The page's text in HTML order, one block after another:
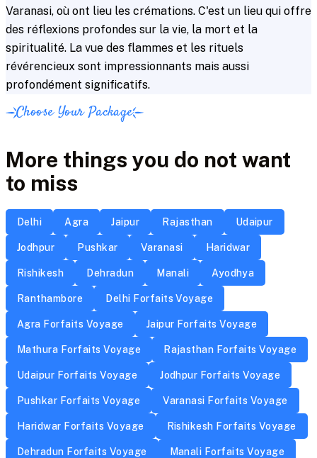
Varanasi, où ont lieu les crémations. C'est un lieu qui offre
des réflexions profondes sur la vie, la mort et la
spiritualité. La vue des flammes et les rituels
révérencieux sont impressionnants mais aussi
profondément significatifs.
Choose Your Package
More things you do not want
to miss
Delhi Agra Jaipur Rajasthan Udaipur
Jodhpur Pushkar Varanasi Haridwar
Rishikesh Dehradun Manali Ayodhya
Ranthambore Delhi Forfaits Voyage
Agra Forfaits Voyage Jaipur Forfaits Voyage
Mathura Forfaits Voyage Rajasthan Forfaits Voyage
Udaipur Forfaits Voyage Jodhpur Forfaits Voyage
Pushkar Forfaits Voyage Varanasi Forfaits Voyage
Haridwar Forfaits Voyage Rishikesh Forfaits Voyage
Dehradun Forfaits Voyage Manali Forfaits Voyage